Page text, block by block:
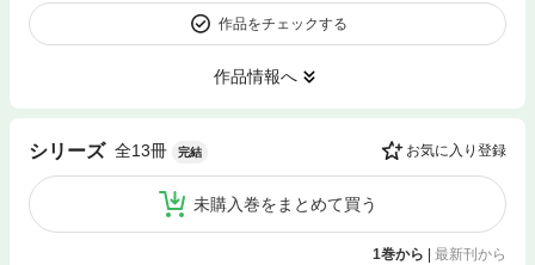
作品をチェックする
作品情報へ
シリーズ 全13冊 完結 お気に入り登録
未購入巻をまとめて買う
1巻から 最新刊から